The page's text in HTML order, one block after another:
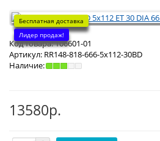
Бесплатная доставка
Лидер продаж!
Код товара:106601-01
Артикул: RR148-818-666-5x112-30BD
Наличие:
13580р.